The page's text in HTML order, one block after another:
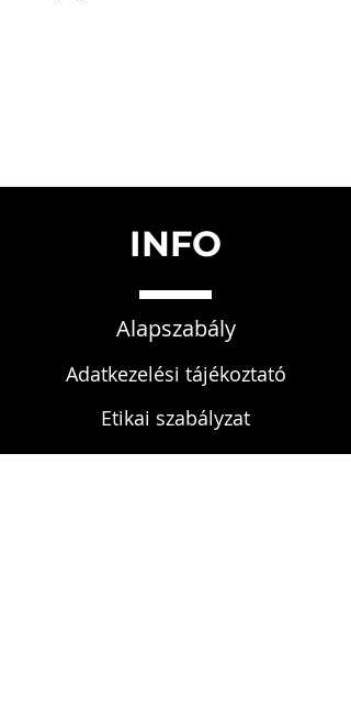
INFO
Alapszabály
Adatkezelési tájékoztató
Etikai szabályzat
Fegyelmi szabályzat